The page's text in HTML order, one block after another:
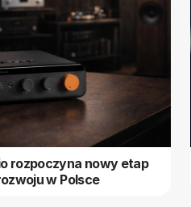
rozpoczyna nowy etap
w Polsce